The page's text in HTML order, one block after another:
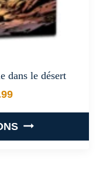
dans le désert
de prix : €29.99 à